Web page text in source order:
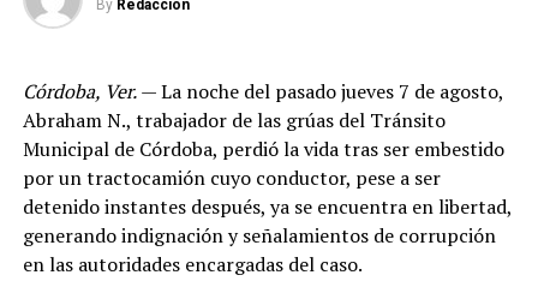
By Redaccion
Córdoba, Ver.— La noche del pasado jueves 7 de agosto,
Abraham N., trabajador de las grúas del Tránsito
Municipal de Córdoba, perdió la vida tras ser embestido
por un tractocamión cuyo conductor, pese a ser
detenido instantes después, ya se encuentra en libertad,
generando indignación y señalamientos de corrupción
en las autoridades encargadas del caso.